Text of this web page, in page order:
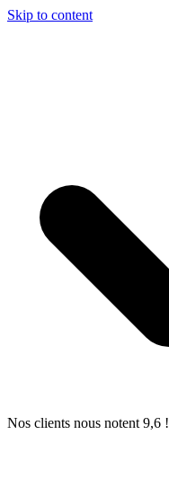
Skip to content
Nos clients nous notent 9,6 !